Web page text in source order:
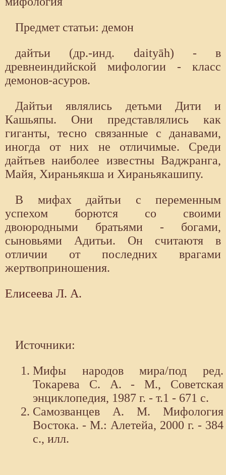
Предмет статьи: демон
дайтьи (др.-инд. daityāh) - в
древнеиндийской мифологии - класс
демонов-асуров.
Дайтьи являлись детьми Дити и
Кашьяпы. Они представлялись как
гиганты, тесно связанные с данавами,
иногда от них не отличимые. Среди
дайтьев наиболее известны Ваджранга,
Майя, Хираньякша и Хираньякашипу.
В мифах дайтьи с переменным
успехом борются со своими
двоюродными братьями - богами,
сыновьями Адитьи. Он считаютя в
отличии от последних врагами
жертвоприношения.
Елисеева Л. А.
Источники:
Мифы народов мира/под ред.
Токарева С. А. - М., Советская
энциклопедия, 1987 г. - т.1 - 671 с.
Самозванцев А. М. Мифология
Востока. - М.: Алетейа, 2000 г. - 384
с., илл.